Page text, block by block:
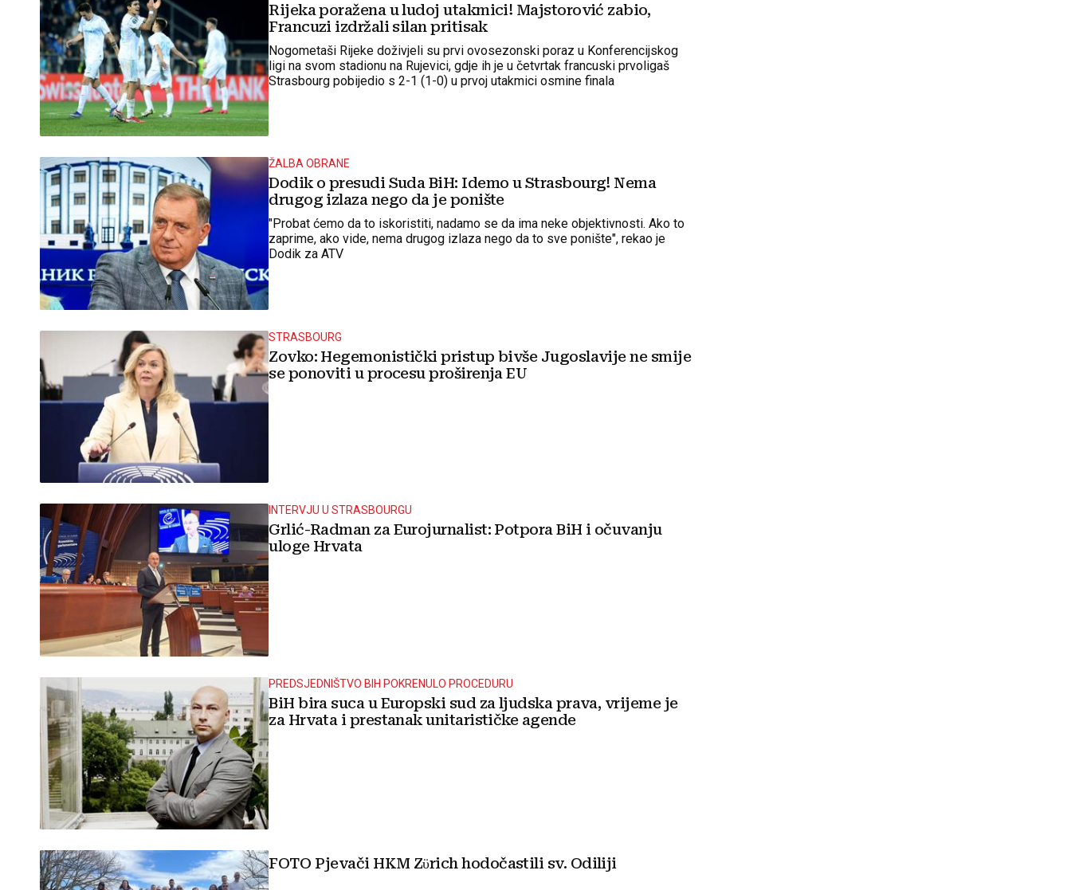
Rijeka poražena u ludoj utakmici! Majstorović zabio,
Francuzi izdržali silan pritisak
Nogometaši Rijeke doživjeli su prvi ovosezonski poraz u Konferencijskog
ligi na svom stadionu na Rujevici, gdje ih je u četvrtak francuski prvoligaš
Strasbourg pobijedio s 2-1 (1-0) u prvoj utakmici osmine finala
ŽALBA OBRANE
Dodik o presudi Suda BiH: Idemo u Strasbourg! Nema
drugog izlaza nego da je ponište
"Probat ćemo da to iskoristiti, nadamo se da ima neke objektivnosti. Ako to
zaprime, ako vide, nema drugog izlaza nego da to sve ponište", rekao je
Dodik za ATV
STRASBOURG
Zovko: Hegemonistički pristup bivše Jugoslavije ne smije
se ponoviti u procesu proširenja EU
INTERVJU U STRASBOURGU
Grlić-Radman za Eurojurnalist: Potpora BiH i očuvanju
uloge Hrvata
PREDSJEDNIŠTVO BIH POKRENULO PROCEDURU
BiH bira suca u Europski sud za ljudska prava, vrijeme je
za Hrvata i prestanak unitarističke agende
FOTO Pjevači HKM Zϋrich hodočastili sv. Odiliji